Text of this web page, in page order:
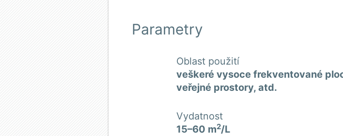
Parametry
Oblast použití
veškeré vysoce frekventované
veřejné prostory, atd.
Vydatnost
15–60 m2/L